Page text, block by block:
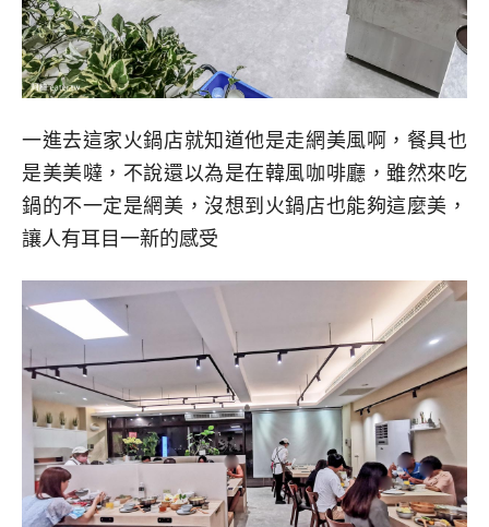
一進去這家火鍋店就知道他是走網美風啊，餐具也
是美美噠，不說還以為是在韓風咖啡廳，雖然來吃
鍋的不一定是網美，沒想到火鍋店也能夠這麼美，
讓人有耳目一新的感受